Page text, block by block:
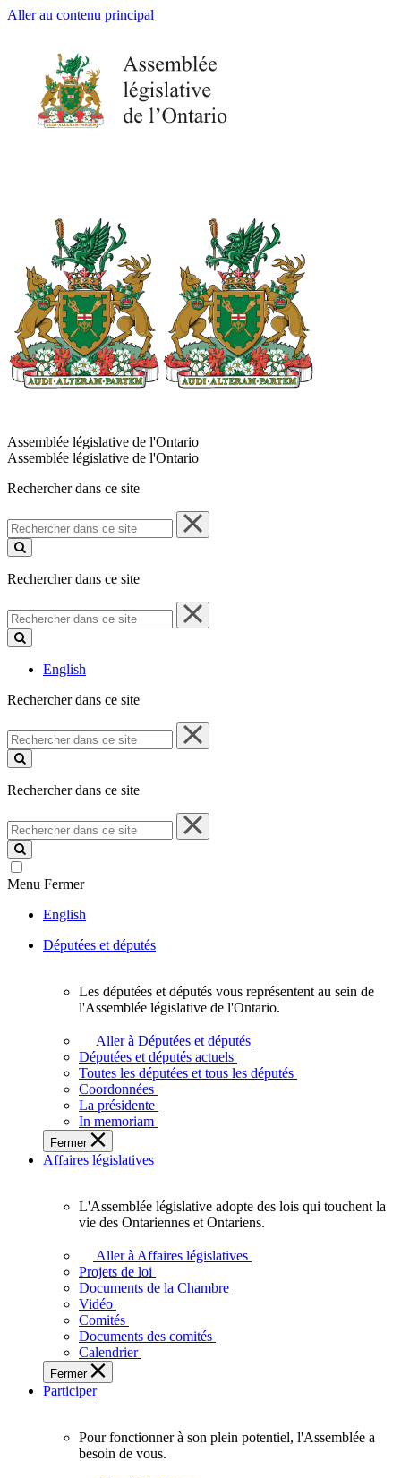
Aller au contenu principal
Assemblée législative de l'Ontario
Assemblée législative de l'Ontario
Rechercher dans ce site
Rechercher
dans
ce
Rechercher dans ce site
Rechercher
dans
ce
English
Rechercher dans ce site
Rechercher
dans
ce
Rechercher dans ce site
Rechercher
dans
ce
site
Menu Fermer
English
Députées et députés
députés
vous
représentent
sein
de
l'Assemblée
législative
l'Ontario.
Les députées et députés vous représentent au sein de
l'Assemblée législative de l'Ontario.
Aller à Députées et députés
Députées et députés actuels
Toutes les députées et tous les députés
Coordonnées
La présidente
In memoriam
Fermer
Affaires législatives
L'Assemblée
adopte
touchent
des
Ontariennes
et
L'Assemblée législative adopte des lois qui touchent la
vie des Ontariennes et Ontariens.
Aller à Affaires législatives
Projets de loi
Documents de la Chambre
Vidéo
Comités
Documents des comités
Calendrier
Fermer
Participer
Pour fonctionner à son plein potentiel, l'Assemblée a
besoin de vous.